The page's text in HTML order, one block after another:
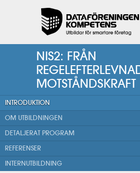
NIS2: FRÅN
MOTSTÅNDSKRAFT
INTRODUKTION
OM UTBILDNINGEN
DETALJERAT PROGRAM
REFERENSER
INTERNUTBILDNING